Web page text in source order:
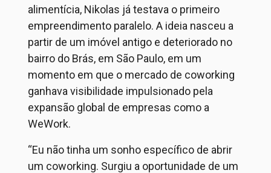
alimentícia, Nikolas já testava o primeiro
empreendimento paralelo. A ideia nasceu a
partir de um imóvel antigo e deteriorado no
bairro do Brás, em São Paulo, em um
momento em que o mercado de coworking
ganhava visibilidade impulsionado pela
expansão global de empresas como a
WeWork.
“Eu não tinha um sonho específico de abrir
um coworking. Surgiu a oportunidade de um